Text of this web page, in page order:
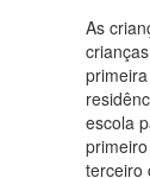
As
escola
terceiro